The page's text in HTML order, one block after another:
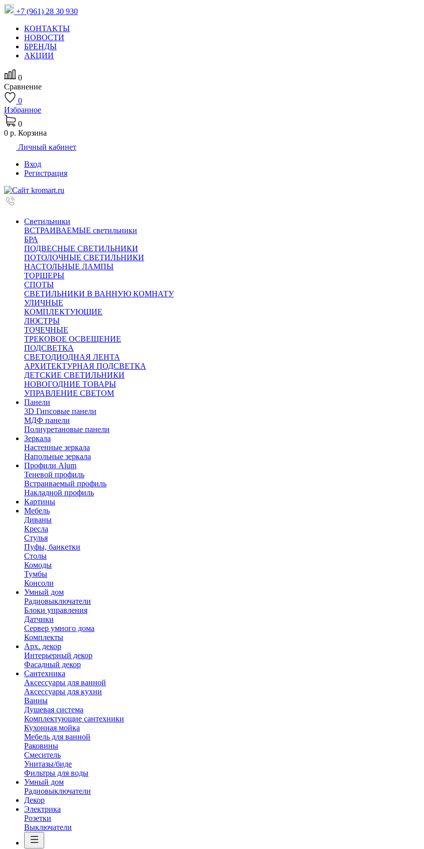
+7 (961) 28 30 930
КОНТАКТЫ
НОВОСТИ
БРЕНДЫ
АКЦИИ
0
Сравнение
0
Избранное
0
0 р. Корзина
Личный кабинет
Вход
Регистрация
Светильники
ВСТРАИВАЕМЫЕ светильники
БРА
ПОДВЕСНЫЕ СВЕТИЛЬНИКИ
ПОТОЛОЧНЫЕ СВЕТИЛЬНИКИ
НАСТОЛЬНЫЕ ЛАМПЫ
ТОРШЕРЫ
СПОТЫ
СВЕТИЛЬНИКИ В ВАННУЮ КОМНАТУ
УЛИЧНЫЕ
КОМПЛЕКТУЮЩИЕ
ЛЮСТРЫ
ТОЧЕЧНЫЕ
ТРЕКОВОЕ ОСВЕЩЕНИЕ
ПОДСВЕТКА
СВЕТОДИОДНАЯ ЛЕНТА
АРХИТЕКТУРНАЯ ПОДСВЕТКА
ДЕТСКИЕ СВЕТИЛЬНИКИ
НОВОГОДНИЕ ТОВАРЫ
УПРАВЛЕНИЕ СВЕТОМ
Панели
3D Гипсовые панели
МДФ панели
Полиуретановые панели
Зеркала
Настенные зеркала
Напольные зеркала
Профили Alum
Теневой профиль
Встраиваемый профиль
Накладной профиль
Картины
Мебель
Диваны
Кресла
Стулья
Пуфы, банкетки
Столы
Комоды
Тумбы
Консоли
Умный дом
Радиовыключатели
Блоки управления
Датчики
Сервер умного дома
Комплекты
Арх. декор
Интерьерный декор
Фасадный декор
Сантехника
Аксессуары для ванной
Аксессуары для кухни
Ванны
Душевая система
Комплектующие сантехники
Кухонная мойка
Мебель для ванной
Раковины
Смеситель
Унитазы/биде
Фильтры для воды
Умный дом
Радиовыключатели
Декор
Электрика
Розетки
Выключатели